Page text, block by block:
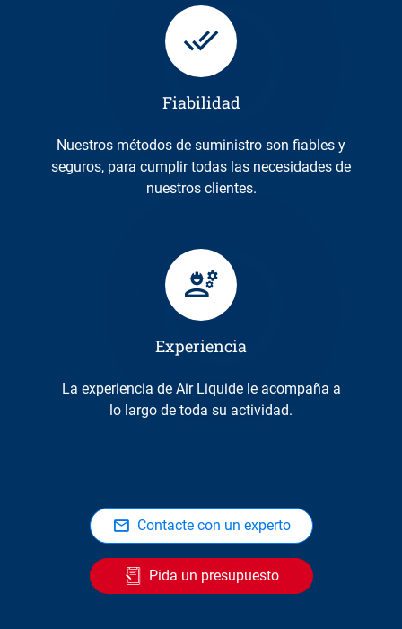
Fiabilidad
Nuestros métodos de suministro son fiables y
seguros, para cumplir todas las necesidades de
nuestros clientes.
Experiencia
La experiencia de Air Liquide le acompaña a
lo largo de toda su actividad.
Contacte con un experto
Pida un presupuesto